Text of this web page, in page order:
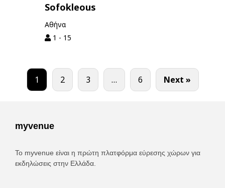
Sofokleous
Αθήνα
1 - 15
1 2 3 … 6 Next »
myvenue
Το myvenue είναι η πρώτη πλατφόρμα εύρεσης χώρων για
εκδηλώσεις στην Ελλάδα.